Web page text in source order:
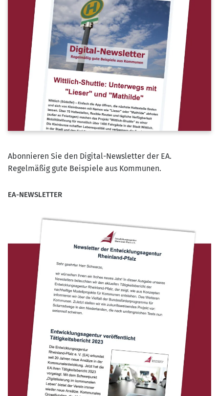
Abonnieren Sie den Digital-Newsletter der EA.
Regelmäßig gute Beispiele aus Kommunen.
EA-NEWSLETTER